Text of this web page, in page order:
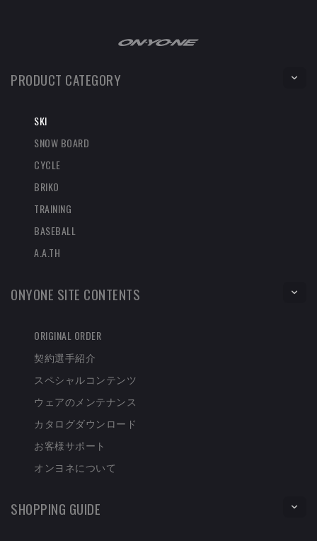
PRODUCT CATEGORY
SKI
SNOW BOARD
CYCLE
BRIKO
TRAINING
BASEBALL
A.A.TH
ONYONE SITE CONTENTS
ORIGINAL ORDER
契約選手紹介
スペシャルコンテンツ
ウェアのメンテナンス
カタログダウンロード
お客様サポート
オンヨネについて
SHOPPING GUIDE